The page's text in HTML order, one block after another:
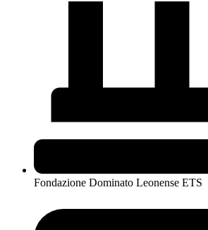
Fondazione Dominato Leonense ETS